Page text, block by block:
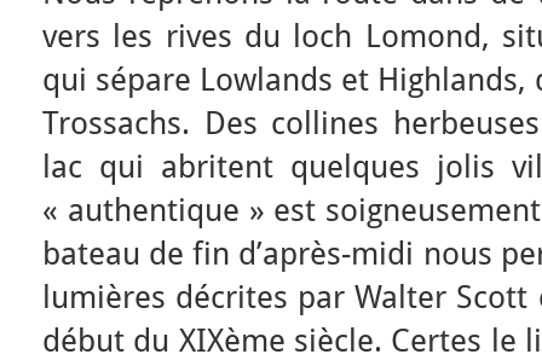
vers les rives du loch Lomond,
qui sépare Lowlands et
Trossachs. Des collines
lac qui abritent quelques jolis
« authentique » est
bateau de fin d’après-midi nous
lumières décrites par Walter
début du XIXème siècle. Certes le